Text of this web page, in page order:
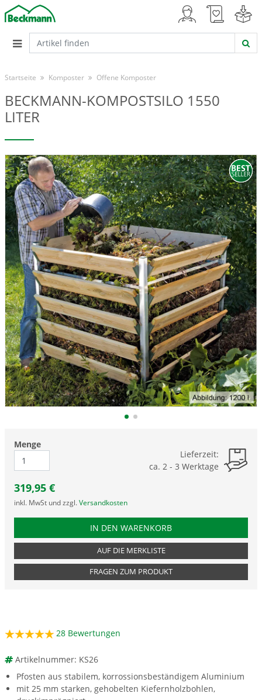
Startseite Komposter Offene Komposter
BECKMANN-KOMPOSTSILO 1550
LITER
Menge
Lieferzeit:
ca. 2 - 3 Werktage
319,95 €
inkl. MwSt und zzgl. Versandkosten
PRODUKTNUMMER KS26
IN DEN WARENKORB
AUF DIE MERKLISTE
FRAGEN ZUM PRODUKT
28 Bewertungen
Artikelnummer: KS26
Pfosten aus stabilem, korrossionsbeständigem Aluminium
mit 25 mm starken, gehobelten Kiefernholzbohlen,